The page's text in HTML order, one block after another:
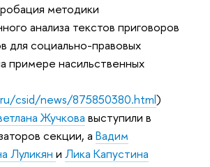
методики
анализа текстов приговоров
для социально-правовых
примере насильственных
csid/news/875850380.html)
Жучкова выступили в
секции, а Вадим
Луликян и Лика Капустина